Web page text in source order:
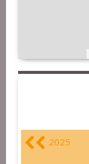
2025